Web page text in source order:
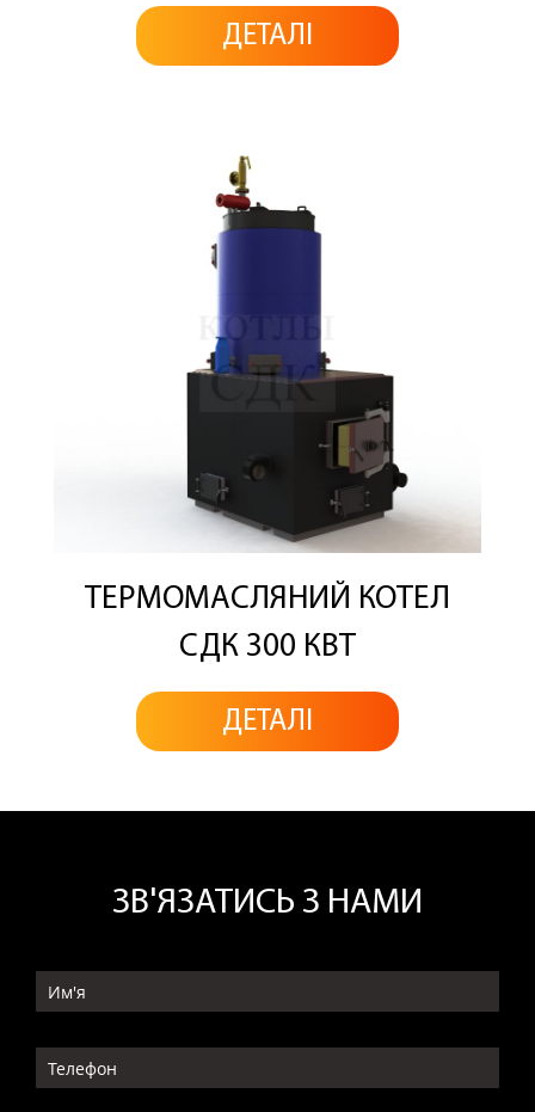
ДЕТАЛІ
ТЕРМОМАСЛЯНИЙ КОТЕЛ
СДК 300 КВТ
ДЕТАЛІ
ЗВ'ЯЗАТИСЬ З НАМИ